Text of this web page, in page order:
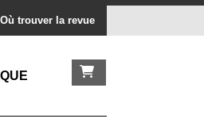
Où trouver la revue